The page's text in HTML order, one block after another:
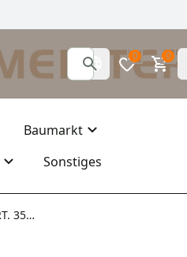
0 0
Baumarkt
Sonstiges
Lodenhut REALTREE ART. 35605